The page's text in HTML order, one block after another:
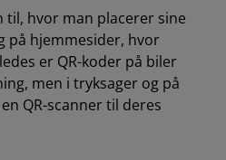
til, hvor man placerer sine
på hjemmesider, hvor
er QR-koder på biler
men i tryksager og på
QR-scanner til deres